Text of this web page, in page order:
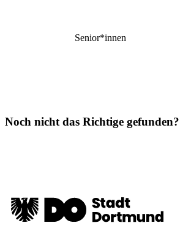
Senior*innen
Noch nicht das Richtige gefunden?